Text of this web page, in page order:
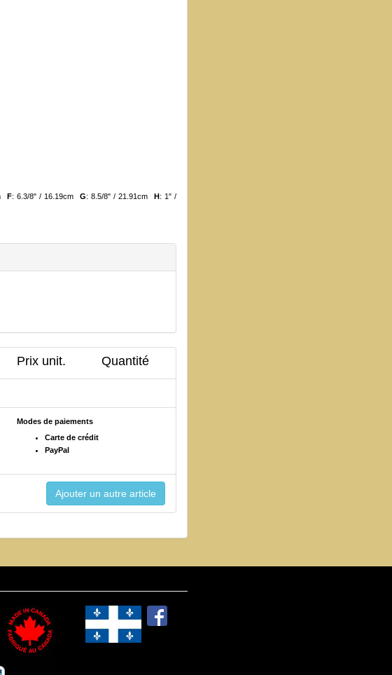
F: 6.3/8" / 16.19cm G: 8.5/8" / 21.91cm H: 1" /
Prix unit. Quantité
Modes de paiements
Carte de crédit
PayPal